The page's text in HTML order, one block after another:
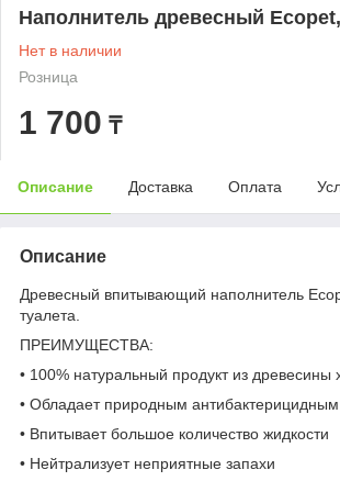
Наполнитель древесный
Нет в наличии
Розница
1 700 ₸
Описание Доставка Оплата
Описание
Древесный впитывающий наполнитель
туалета.
ПРЕИМУЩЕСТВА:
• 100% натуральный продукт из древесины
• Обладает природным
• Впитывает большое количество жидкости
• Нейтрализует неприятные запахи